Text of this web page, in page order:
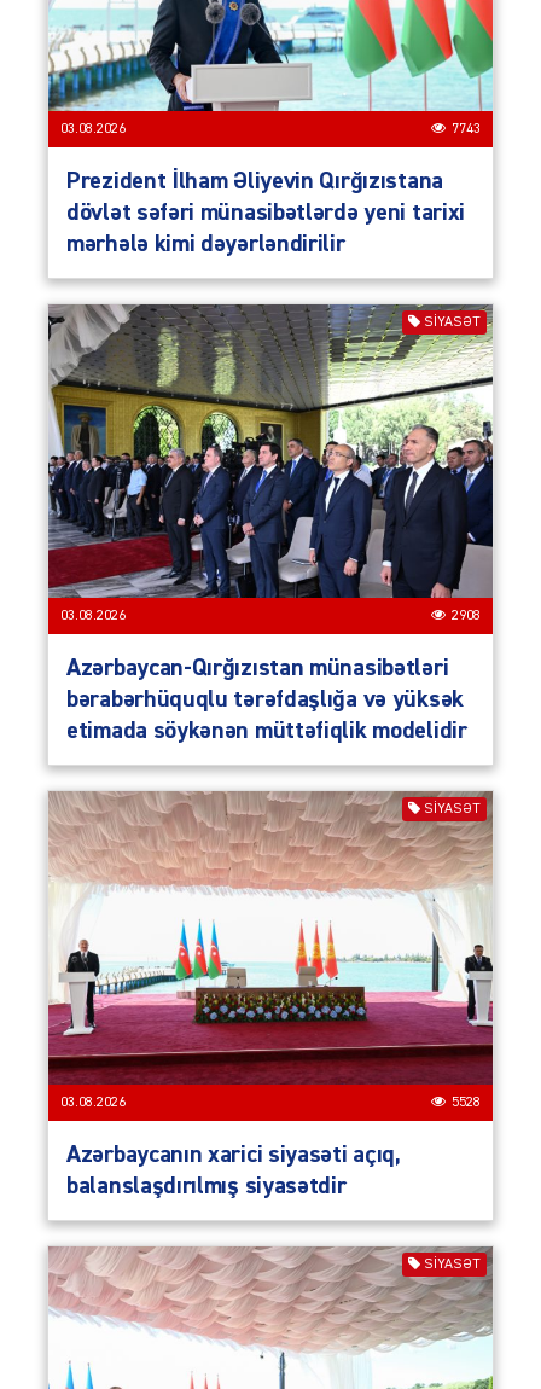
03.08.2026 7743
Prezident İlham Əliyevin Qırğızıstana
dövlət səfəri münasibətlərdə yeni tarixi
mərhələ kimi dəyərləndirilir
SIYASƏT
03.08.2026 2908
Azərbaycan-Qırğızıstan münasibətləri
bərabərhüquqlu tərəfdaşlığa və yüksək
etimada söykənən müttəfiqlik modelidir
SIYASƏT
03.08.2026 5528
Azərbaycanın xarici siyasəti açıq,
balanslaşdırılmış siyasətdir
SIYASƏT